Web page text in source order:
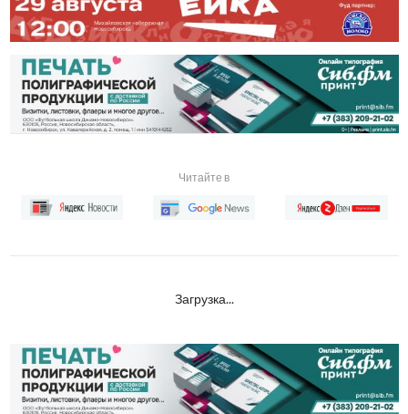
Читайте в
Загрузка...